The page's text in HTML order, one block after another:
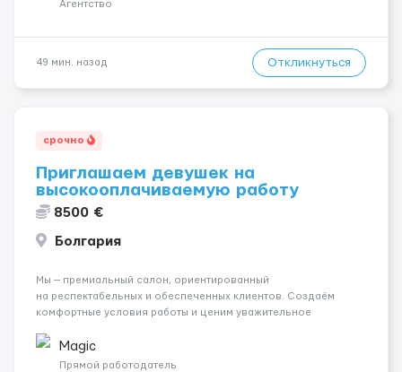
Агентство
49 мин. назад Откликнуться
срочно
Приглашаем девушек на
высокооплачиваемую работу
8500 €
Болгария
Мы — премиальный салон, ориентированный
на респектабельных и обеспеченных клиентов. Создаём
комфортные условия работы и ценим уважительное
💎 Высокий доход — от 2000 € в неделю и выше 💎 Честная
сис...
Magic
Прямой работодатель